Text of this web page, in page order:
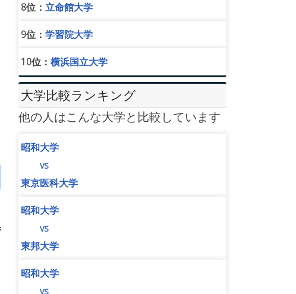
8位： 立命館大学
9位： 学習院大学
10位： 横浜国立大学
大学比較ランキング
他の人はこんな大学と比較しています
昭和大学
vs
東京医科大学
昭和大学
vs
東邦大学
昭和大学
vs